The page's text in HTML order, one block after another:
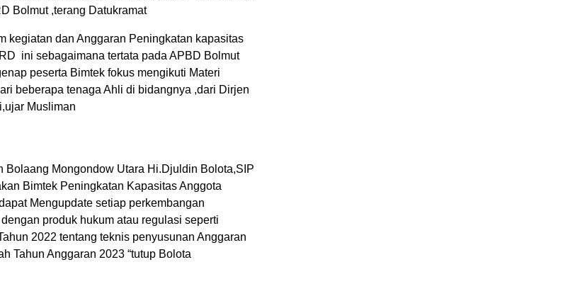
Bolmut ,terang Datukramat
kegiatan dan Anggaran Peningkatan kapasitas
ini sebagaimana tertata pada APBD Bolmut
peserta Bimtek fokus mengikuti Materi
beberapa tenaga Ahli di bidangnya ,dari Dirjen
Musliman
Bolaang Mongondow Utara Hi.Djuldin Bolota,SIP
Bimtek Peningkatan Kapasitas Anggota
Mengupdate setiap perkembangan
produk hukum atau regulasi seperti
2022 tentang teknis penyusunan Anggaran
Tahun Anggaran 2023 “tutup Bolota